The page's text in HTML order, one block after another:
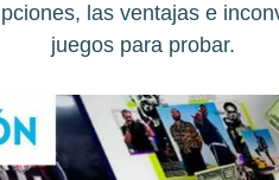
las ventajas e
juegos para probar.